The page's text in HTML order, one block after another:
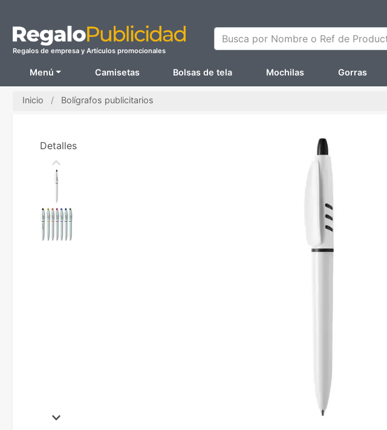
Regalos de empresa y Artículos promocionales
Busca por Nombre o Ref de Producto
Menú Camisetas Bolsas de tela Mochilas Gorras
Inicio Bolígrafos publicitarios
Detalles